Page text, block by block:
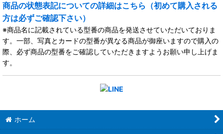
商品の状態表記についての詳細はこちら（初めて購入される
方は必ずご確認下さい）
※商品名に記載されている型番の商品を発送させていただいておりま
す。一部、写真とカードの型番が異なる商品が御座いますので購入の
際、必ず商品の型番をご確認していただきますようお願い申し上げま
す。
ホーム